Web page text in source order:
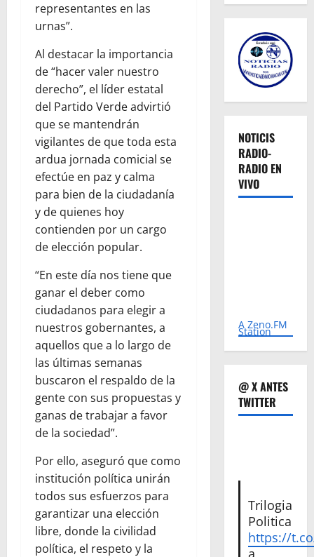
representantes en las
urnas”.
Al destacar la importancia
de “hacer valer nuestro
derecho”, el líder estatal
del Partido Verde advirtió
que se mantendrán
vigilantes de que toda esta
ardua jornada comicial se
efectúe en paz y calma
para bien de la ciudadanía
y de quienes hoy
contienden por un cargo
de elección popular.
“En este día nos tiene que
ganar el deber como
ciudadanos para elegir a
nuestros gobernantes, a
aquellos que a lo largo de
las últimas semanas
buscaron el respaldo de la
gente con sus propuestas y
ganas de trabajar a favor
de la sociedad”.
Por ello, aseguró que como
institución política unirán
todos sus esfuerzos para
garantizar una elección
libre, donde la civilidad
política, el respeto y la
NOTICIS
RADIO-
RADIO EN
VIVO
A Zeno.FM
Station
@ X ANTES
TWITTER
Trilogia
Politica
https://